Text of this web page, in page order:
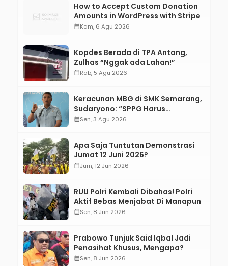
How to Accept Custom Donation
Amounts in WordPress with Stripe
calendar_monthKam, 6 Agu 2026
Kopdes Berada di TPA Antang,
Zulhas “Nggak ada Lahan!”
calendar_monthRab, 5 Agu 2026
Keracunan MBG di SMK Semarang,
Sudaryono: “SPPG Harus
Bertanggung Jawab!”
calendar_monthSen, 3 Agu 2026
Apa Saja Tuntutan Demonstrasi
Jumat 12 Juni 2026?
calendar_monthJum, 12 Jun 2026
RUU Polri Kembali Dibahas! Polri
Aktif Bebas Menjabat Di Manapun
calendar_monthSen, 8 Jun 2026
Prabowo Tunjuk Said Iqbal Jadi
Penasihat Khusus, Mengapa?
calendar_monthSen, 8 Jun 2026